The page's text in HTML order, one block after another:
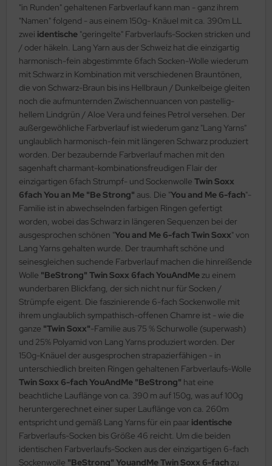
"in Runden" gehaltenen Farbverlauf kann man - ganz ihrem
"Namen" folgend - aus einem 150g- Knäuel mit ca. 390m LL
zwei identische "geringelte" Farbverlaufs-Socken stricken und
/ oder häkeln. Lang Yarn aus der Schweiz hat die einzigartig
harmonisch-fein abgestimmte 6fach Socken-Wolle wiederum
mit Schwarz in Kombination mit verschiedenen Brauntönen,
die von Schwarz-Braun bis ins Hellbraun / Dunkelbeige gleiten
noch die aufmunternden Zwischennuancen von pastellig-
hellem Lindgrün / Aloe Vera und feines Petrol versehen. Der
außergewöhliche Farbverlauf ist wiederum ganz "Lang Yarns"
unglaublich harmonisch-fein mit längeren Schwarz produziert
worden. Der bezaubernde Farbverlauf machen mit den
sagenhaft charmant-kombinationsfreudigen Flair der
einzigartigen 6fach Strumpf- und Sockenwolle Twin Soxx
6fach You an Me "Be Strong" aus. Die "You and Me 6-fach"-
Familie ist in abwechselnden farbigen Ringen gefertigt
worden, wobei das Schwarz in längeren Sequenzen bei der
ausgesprochen schönen "You and Me 6-fach Twin Soxx" von
Lang Yarns gehalten wurde. Der traumhaft schöne und
seinesgleichen suchende Farbverlauf machen die hinreißende
Wolle "BeStrong" Twin Soxx 6fach YouAndMezu einem
wunderbaren Blickfang, der sich nicht nur für Socken /
Strümpfe eigent. Die faszinierende 6-fach Sockenwolle mit
ihrem unglaublich sympathisch-offenen Chamre ist - wie die
ganze "Twin Soxx"-Familie aus 75 % Schurwolle (superwash)
und 25% Polyamid von Lang Yarns produziert worden. Der
150g-Knäuel der ausgesprochen strapazierfähigen - in
unterschiedlich breiten Ringen gehaltenen Farbverlaufs-Wolle
Twin Soxx 6-fach YouAndMe "BeStrong" hat eine
beachtliche Lauflänge von ca. 390 m auf 150g, was auf 100g
heruntergerechnet einer super Lauflänge von ca. 260m
entspricht und gemäß Lang Yarns für ein paar identische
Farbverlaufs-Socken bis Größe 46 reicht. Um die beiden
identischen Farbverlaufs-Socken aus der einzigartigen 6-fach
Sockenwolle "BeStrong" YouandMe Twin Soxx 6-fachzu